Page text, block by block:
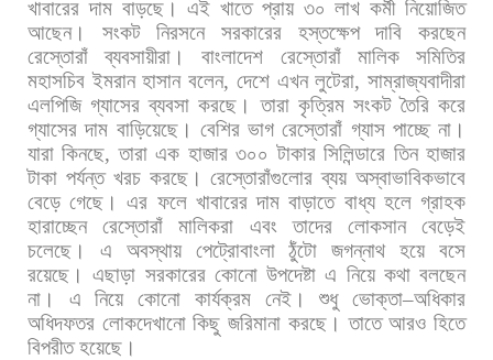
খাবারের দাম বাড়ছে। এই খাতে প্রায় ৩০ লাখ কর্মী নিয়োজিত
আছেন।
সংকট নিরসনে সরকারের হস্তক্ষেপ দাবি
করছেন
রেস্তোরাঁ
ব্যবসায়ীরা। বাংলাদেশ রেস্তোরাঁ মালিক
সমিতির
মহাসচিব ইমরান হাসান বলেন, দেশে এখন লুটেরা,সাম্রাজ্যবাদীরা
এলপিজি গ্যাসের ব্যবসা করছে। তারা কৃত্রিম সংকট তৈরি করে
গ্যাসের দাম বাড়িয়েছে। বেশির ভাগ রেস্তোরাঁ গ্যাস পাচ্ছে না।
যারা কিনছে,তারা এক হাজার ৩০০ টাকার সিলিন্ডারে তিন হাজার
টাকা পর্যন্ত খরচ করছে। রেস্তোরাঁগুলোর ব্যয় অস্বাভাবিকভাবে
বেড়ে গেছে। এর ফলে খাবারের দাম বাড়াতে বাধ্য হলে গ্রাহক
হারাচ্ছেন
রেস্তোরাঁ মালিকরা এবং তাদের লোকসান
বেড়েই
চলেছে।
এ অবস্থায় পেট্রোবাংলা ঠুঁটো জগন্নাথ হয়ে
বসে
রয়েছে। এছাড়া সরকারের কোনো উপদেষ্টা এ নিয়ে কথা বলছেন
না।
এ নিয়ে কোনো কার্যক্রম নেই। শুধু ভোক্তা–অধিকার
অধিদফতর লোকদেখানো কিছু জরিমানা করছে। তাতে আরও হিতে
বিপরীত হয়েছে।